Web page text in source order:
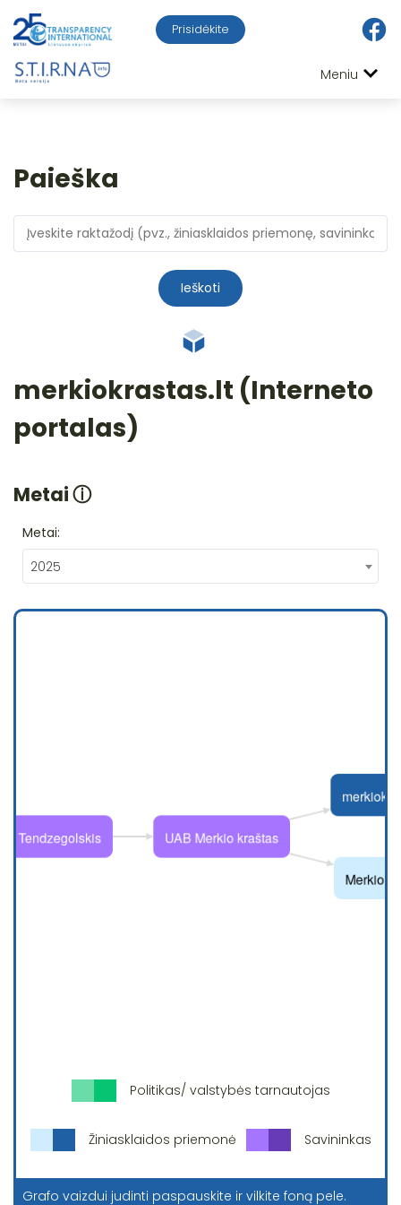
Prisidėkite
Meniu
Paieška
Ieškoti
merkiokrastas.lt (Interneto
portalas)
Metaiⓘ
Metai:
2025
Politikas/ valstybės tarnautojas
Žiniasklaidos priemonė Savininkas
Grafo vaizdui judinti paspauskite ir vilkite foną pele.